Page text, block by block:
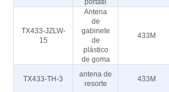
portátil
TX433-JZLW-
15
Antena
de
gabinete
de
plástico
de goma
433M
TX433-TH-3
antena de
resorte
433M